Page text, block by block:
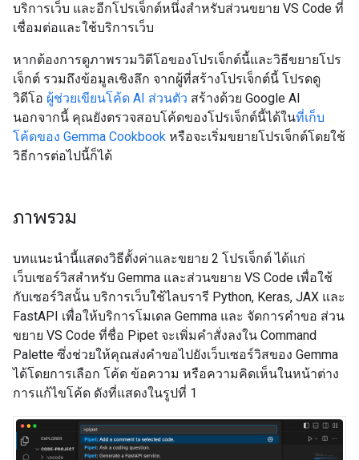
บริการเว็บ และอีกโปรเจ็กต์หนึ่งสำหรับส่วนขยาย VS Code ที่
เชื่อมต่อและใช้บริการเว็บ
หากต้องการดูภาพรวมวิดีโอของโปรเจ็กต์นี้และวิธีขยายโปร
เจ็กต์ รวมถึงข้อมูลเชิงลึก จากผู้ที่สร้างโปรเจ็กต์นี้ โปรดดู
วิดีโอ ผู้ช่วยเขียนโค้ด AI ส่วนตัว สร้างด้วย Google AI
นอกจากนี้ คุณยังตรวจสอบโค้ดของโปรเจ็กต์นี้ได้ในที่เก็บ
โค้ดของ Gemma Cookbook หรือจะเริ่มขยายโปรเจ็กต์โดยใช้
วิธีการต่อไปนี้ก็ได้
ภาพรวม
บทแนะนำนี้แสดงวิธีตั้งค่าและขยาย 2 โปรเจ็กต์ ได้แก่
เว็บเซอร์วิสสำหรับ Gemma และส่วนขยาย VS Code เพื่อใช้
กับเซอร์วิสนั้น บริการเว็บใช้ไลบรารี Python, Keras, JAX และ
FastAPI เพื่อให้บริการโมเดล Gemma และ จัดการคำขอ ส่วน
ขยาย VS Code ที่ชื่อ Pipet จะเพิ่มคำสั่งลงใน Command
Palette ซึ่งช่วยให้คุณส่งคำขอไปยังเว็บเซอร์วิสของ Gemma
ได้โดยการเลือก โค้ด ข้อความ หรือความคิดเห็นในหน้าต่าง
การแก้ไขโค้ด ดังที่แสดงในรูปที่ 1